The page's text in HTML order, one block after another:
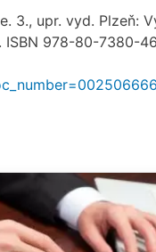
3., upr. vyd. Plzeň:
ISBN 978-80-7380-